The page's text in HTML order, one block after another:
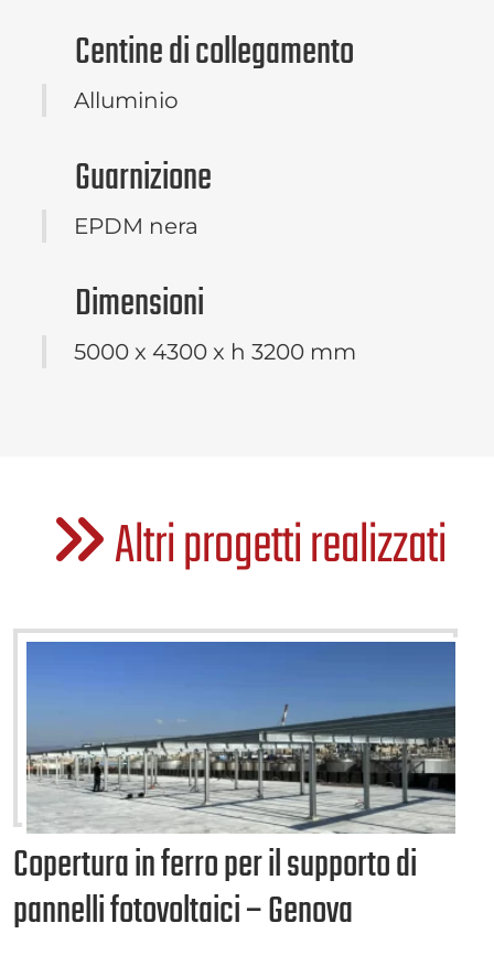
Centine di collegamento
Alluminio
Guarnizione
EPDM nera
Dimensioni
5000 x 4300 x h 3200 mm
Altri progetti realizzati
Copertura in ferro per il supporto di
pannelli fotovoltaici – Genova